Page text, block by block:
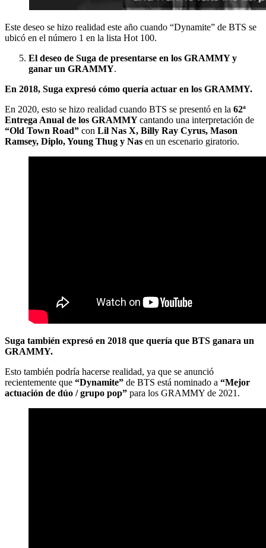
Este deseo se hizo realidad este año cuando “Dynamite” de BTS se
ubicó en el número 1 en la lista Hot 100.
El deseo de Suga de presentarse en los GRAMMY y
ganar un GRAMMY.
En 2018, Suga expresó cómo quería actuar en los GRAMMY.
En 2020, esto se hizo realidad cuando BTS se presentó en la 62ª
Entrega Anual de los GRAMMYcantando una interpretación de
“Old Town Road” con Lil Nas X, Billy Ray Cyrus, Mason
Ramsey, Diplo, Young Thug y Nas en un escenario giratorio.
Suga también expresó en 2018 que quería que BTS ganara un
GRAMMY.
Esto también podría hacerse realidad, ya que se anunció
recientemente que “Dynamite” de BTS está nominado a “Mejor
actuación de dúo / grupo pop” para los GRAMMY de 2021.